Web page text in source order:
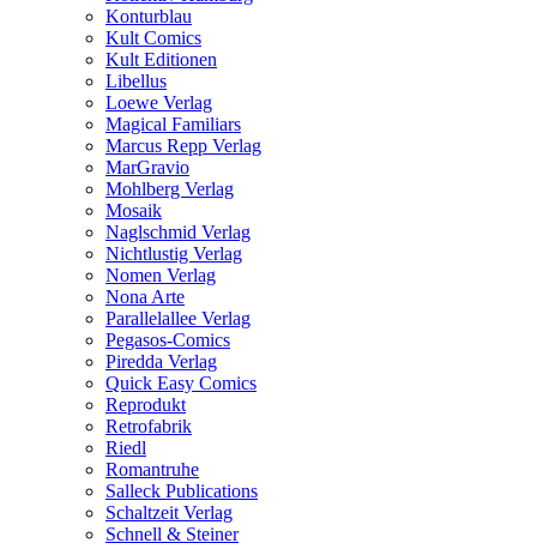
Konturblau
Kult Comics
Kult Editionen
Libellus
Loewe Verlag
Magical Familiars
Marcus Repp Verlag
MarGravio
Mohlberg Verlag
Mosaik
Naglschmid Verlag
Nichtlustig Verlag
Nomen Verlag
Nona Arte
Parallelallee Verlag
Pegasos-Comics
Piredda Verlag
Quick Easy Comics
Reprodukt
Retrofabrik
Riedl
Romantruhe
Salleck Publications
Schaltzeit Verlag
Schnell & Steiner